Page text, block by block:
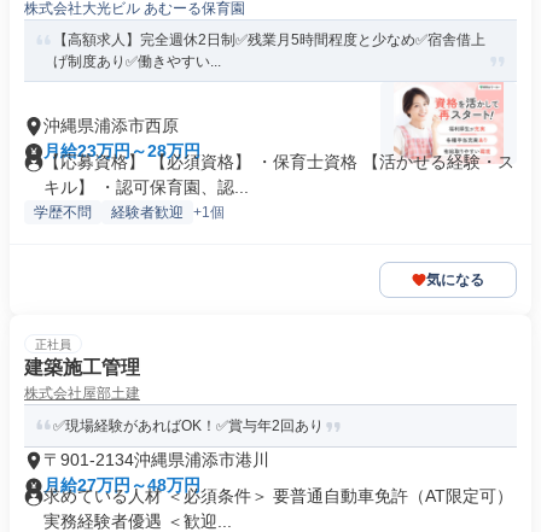
株式会社大光ビル あむーる保育園
【高額求人】完全週休2日制✅️残業月5時間程度と少なめ✅️宿舎借上
げ制度あり✅️働きやすい...
沖縄県浦添市西原
月給23万円～28万円
【応募資格】 【必須資格】 ・保育士資格 【活かせる経験・ス
キル】 ・認可保育園、認...
学歴不問 経験者歓迎 +1個
気になる
正社員
建築施工管理
株式会社屋部土建
✅現場経験があればOK！✅賞与年2回あり
〒901-2134沖縄県浦添市港川
月給27万円～48万円
求めている人材 ＜必須条件＞ 要普通自動車免許（AT限定可）
実務経験者優遇 ＜歓迎...